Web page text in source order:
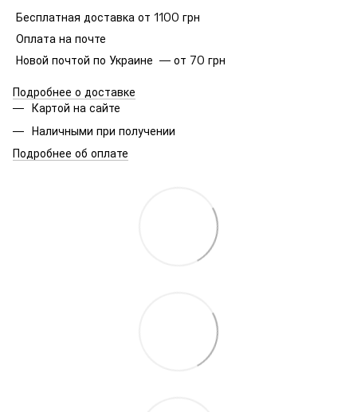
Бесплатная доставка от 1100 грн
Оплата на почте
Новой почтой по Украине — от 70 грн
Подробнее о доставке
Картой на сайте
Наличными при получении
Подробнее об оплате